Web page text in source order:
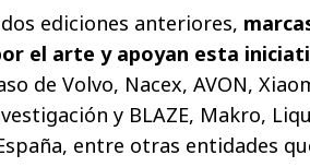
ediciones anteriores,
el arte y apoyan esta
de Volvo, Nacex, AVON,
y BLAZE, Makro,
entre otras entidades